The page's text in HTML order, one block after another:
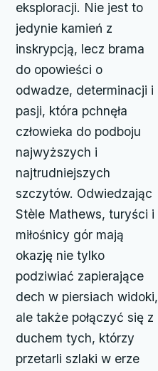
eksploracji. Nie jest to
jedynie kamień z
inskrypcją, lecz brama
do opowieści o
odwadze, determinacji i
pasji, która pchnęła
człowieka do podboju
najwyższych i
najtrudniejszych
szczytów. Odwiedzając
Stèle Mathews, turyści i
miłośnicy gór mają
okazję nie tylko
podziwiać zapierające
dech w piersiach widoki,
ale także połączyć się z
duchem tych, którzy
przetarli szlaki w erze